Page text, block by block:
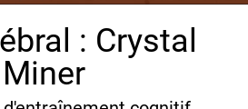
: Crystal
Miner